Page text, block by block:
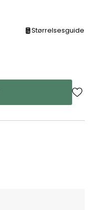
Størrelsesguide